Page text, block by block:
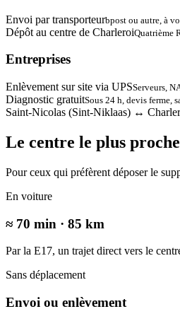
Envoi par transporteurbpost ou autre, à
Dépôt au centre de CharleroiQuatrième
Entreprises
Enlèvement sur site via UPSServeurs,
Diagnostic gratuitSous 24 h, devis ferme,
Saint-Nicolas (Sint-Niklaas) ↔
Le centre le plus
Pour ceux qui préfèrent déposer le
En voiture
≈ 70 min · 85 km
Par la E17, un trajet direct vers le
Sans déplacement
Envoi ou enlèvement